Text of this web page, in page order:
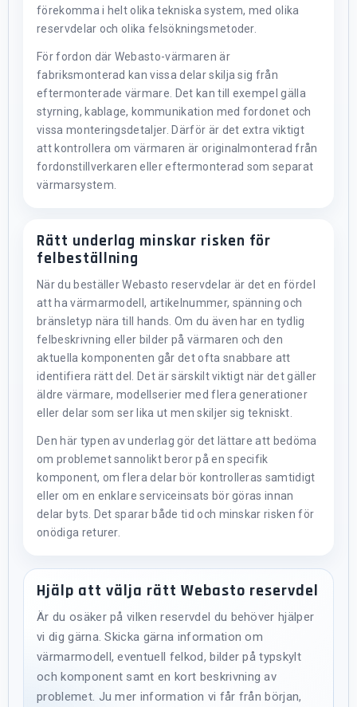
förekomma i helt olika tekniska system, med olika
reservdelar och olika felsökningsmetoder.
För fordon där Webasto-värmaren är
fabriksmonterad kan vissa delar skilja sig från
eftermonterade värmare. Det kan till exempel gälla
styrning, kablage, kommunikation med fordonet och
vissa monteringsdetaljer. Därför är det extra viktigt
att kontrollera om värmaren är originalmonterad från
fordonstillverkaren eller eftermonterad som separat
värmarsystem.
Rätt underlag minskar risken för
felbeställning
När du beställer Webasto reservdelar är det en fördel
att ha värmarmodell, artikelnummer, spänning och
bränsletyp nära till hands. Om du även har en tydlig
felbeskrivning eller bilder på värmaren och den
aktuella komponenten går det ofta snabbare att
identifiera rätt del. Det är särskilt viktigt när det gäller
äldre värmare, modellserier med flera generationer
eller delar som ser lika ut men skiljer sig tekniskt.
Den här typen av underlag gör det lättare att bedöma
om problemet sannolikt beror på en specifik
komponent, om flera delar bör kontrolleras samtidigt
eller om en enklare serviceinsats bör göras innan
delar byts. Det sparar både tid och minskar risken för
onödiga returer.
Hjälp att välja rätt Webasto reservdel
Är du osäker på vilken reservdel du behöver hjälper
vi dig gärna. Skicka gärna information om
värmarmodell, eventuell felkod, bilder på typskylt
och komponent samt en kort beskrivning av
problemet. Ju mer information vi får från början,